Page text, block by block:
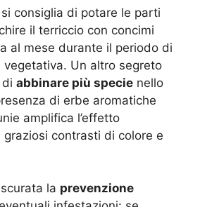
consiglia di potare le parti
il terriccio con concimi
al mese durante il periodo di
Un altro segreto
abbinare più specie nello
di erbe aromatiche
amplifica l’effetto
graziosi contrasti di colore e
la prevenzione